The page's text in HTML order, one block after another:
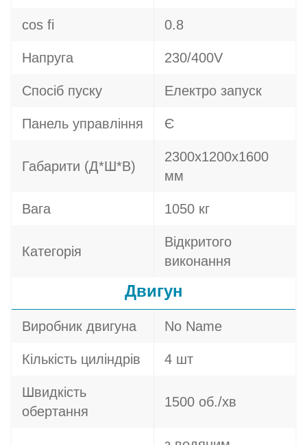
cos fi 0.8
Напруга 230/400V
Спосіб пуску Електро запуск
Панель управління Є
Габарити (Д*Ш*В)
2300х1200х1600
мм
Вага 1050 кг
Категорія
Відкритого
виконання
Двигун
Виробник двигуна No Name
Кількість циліндрів 4 шт
Швидкість
обертання
1500 об./хв